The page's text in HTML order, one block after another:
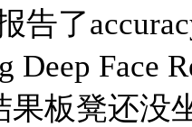
告了
Deep Face
果板凳还没